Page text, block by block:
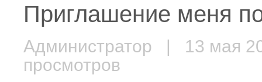
Приглашение меня
Администратор | 13 мая
просмотров